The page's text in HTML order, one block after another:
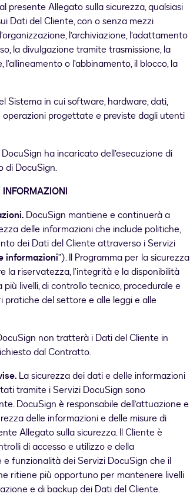
presente Allegato sulla sicurezza, qualsiasi
Dati del Cliente, con o senza mezzi
l’archiviazione, l’adattamento
la divulgazione tramite trasmissione, la
o l’abbinamento, il blocco, la
Sistema in cui software, hardware, dati,
progettate e previste dagli utenti
ha incaricato dell’esecuzione di
di DocuSign.
DocuSign mantiene e continuerà a
delle informazioni che include politiche,
dei Dati del Cliente attraverso i Servizi
informazioni”). Il Programma per la sicurezza
riservatezza, l’integrità e la disponibilità
livelli, di controllo tecnico, procedurale e
pratiche del settore e alle leggi e alle
non tratterà i Dati del Cliente in
dal Contratto.
La sicurezza dei dati e delle informazioni
tramite i Servizi DocuSign sono
DocuSign è responsabile dell’attuazione e
delle informazioni e delle misure di
Allegato sulla sicurezza. Il Cliente è
di accesso e utilizzo e della
funzionalità dei Servizi DocuSign che il
ritiene più opportuno per mantenere livelli
e di backup dei Dati del Cliente.